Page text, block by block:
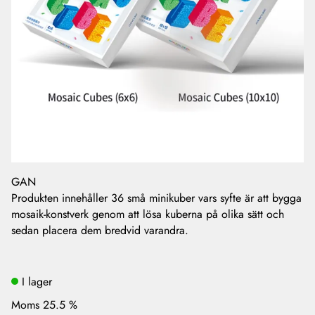
GAN
Produkten innehåller 36 små minikuber vars syfte är att bygga
mosaik-konstverk genom att lösa kuberna på olika sätt och
sedan placera dem bredvid varandra.
I lager
Moms 25.5 %